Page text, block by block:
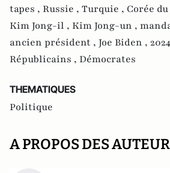
tapes , Russie , Turquie , Corée
Kim Jong-il , Kim Jong-un ,
ancien président , Joe Biden ,
Républicains , Démocrates
THEMATIQUES
Politique
A PROPOS DES